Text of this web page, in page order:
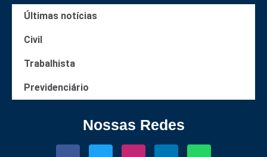
Últimas notícias
Civil
Trabalhista
Previdenciário
Nossas Redes